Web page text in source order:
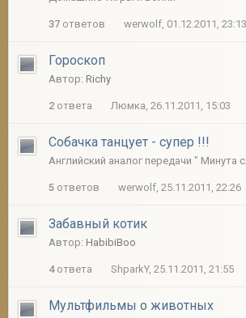
37 ответов werwolf, 01.12.2011, 23:13
Гороскоп
Автор: Richy
2 ответа Люмка, 26.11.2011, 15:03
Собачка танцует - супер !!!
Английский аналог передачи " Минута
5 ответов werwolf, 25.11.2011, 22:26
Забавный котик
Автор: HabibiBoo
4ответа ShparkY, 25.11.2011, 21:55
Мультфильмы о животных